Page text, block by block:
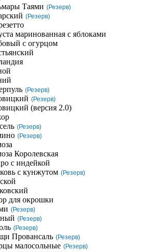
Таями (Резерв)
(Резерв)
маринованная с яблоками
с огурцом
(Резерв)
(Резерв)
(версия 2.0)
(Резерв)
(Резерв)
Королевская
с индейкой
с кунжутом (Резерв)
для окрошки
(Резерв)
(Резерв)
(Резерв)
Провансаль (Резерв)
малосольные (Резерв)